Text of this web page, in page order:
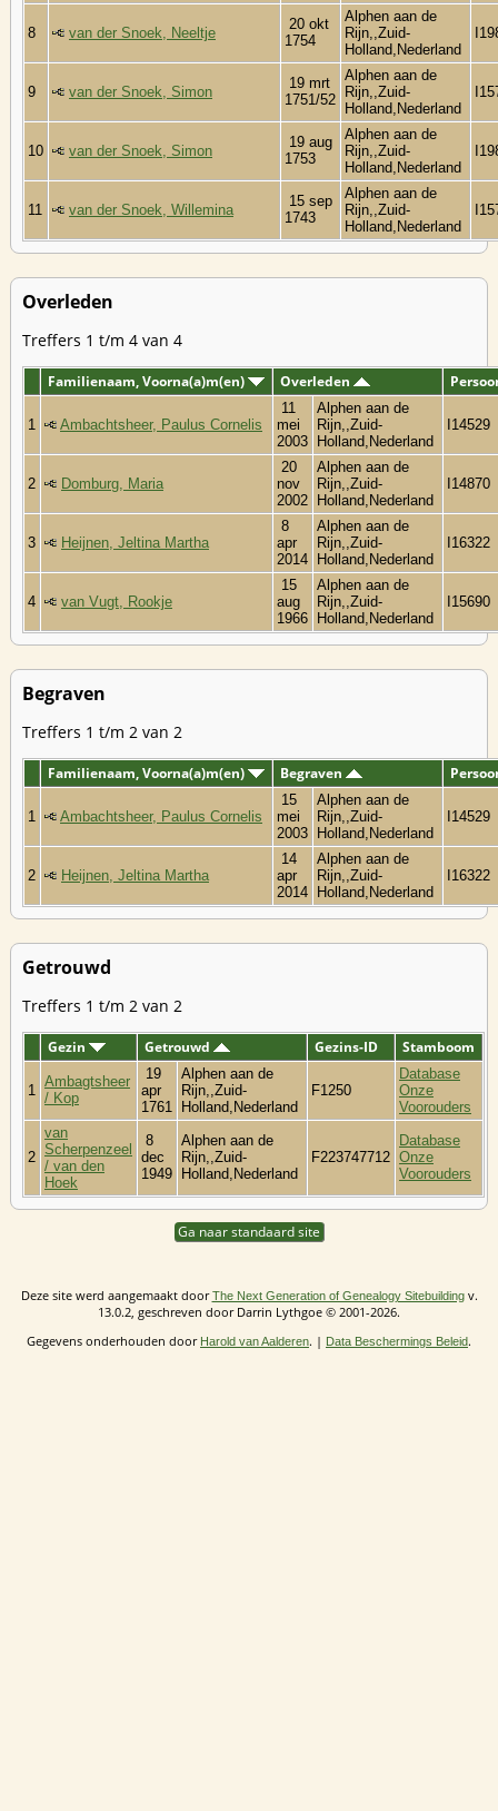
8 van der Snoek, Neeltje
20 okt
1754
Alphen aan de
Rijn,,Zuid-
Holland,Nederland
9 van der Snoek, Simon
19 mrt
1751/52
Alphen aan de
Rijn,,Zuid-
Holland,Nederland
10 van der Snoek, Simon
19 aug
1753
Alphen aan de
Rijn,,Zuid-
Holland,Nederland
11 van der Snoek, Willemina
15 sep
1743
Alphen aan de
Rijn,,Zuid-
Holland,Nederland
Overleden
Treffers 1 t/m 4 van 4
Familienaam, Voorna(a)m(en) Overleden
1 Ambachtsheer, Paulus Cornelis
11
mei
2003
Alphen aan de
Rijn,,Zuid-
Holland,Nederland
I14529
2 Domburg, Maria
20
nov
2002
Alphen aan de
Rijn,,Zuid-
Holland,Nederland
I14870
3 Heijnen, Jeltina Martha
8
apr
2014
Alphen aan de
Rijn,,Zuid-
Holland,Nederland
I16322
4 van Vugt, Rookje
15
aug
1966
Alphen aan de
Rijn,,Zuid-
Holland,Nederland
I15690
Begraven
Treffers 1 t/m 2 van 2
Familienaam, Voorna(a)m(en) Begraven
1 Ambachtsheer, Paulus Cornelis
15
mei
2003
Alphen aan de
Rijn,,Zuid-
Holland,Nederland
I14529
2 Heijnen, Jeltina Martha
14
apr
2014
Alphen aan de
Rijn,,Zuid-
Holland,Nederland
I16322
Getrouwd
Treffers 1 t/m 2 van 2
Gezin Getrouwd Gezins-ID Stamboom
1
Ambagtsheer
/ Kop
19
apr
1761
Alphen aan de
Rijn,,Zuid-
Holland,Nederland
F1250
Database
Onze
Voorouders
2
van
Scherpenzeel
/ van den
Hoek
8
dec
1949
Alphen aan de
Rijn,,Zuid-
Holland,Nederland
F223747712
Database
Onze
Voorouders
Ga naar standaard site
Deze site werd aangemaakt doorThe Next Generation of Genealogy Sitebuildingv.
13.0.2, geschreven door Darrin Lythgoe © 2001-2026.
Gegevens onderhouden door Harold van Aalderen. | Data Beschermings Beleid.